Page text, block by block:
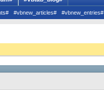
#vbnew_articles# #vbnew_entries#